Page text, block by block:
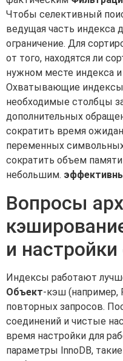
Чтобы селективный
ведущая часть индекса
ограничение. Для
от того, находятся ли
нужном месте индекса
Охватывающие
необходимые столбцы
дополнительных
сократить время
переменных
сократить объем
небольшим.
Вопросы
и
Индексы работают
Объект-кэш (например,
повторных запросов.
соединений и чистые
время настройки для
параметры InnoDB,